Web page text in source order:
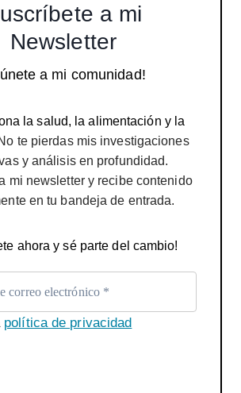
a mi
Newsletter
únete a mi comunidad!
la salud, la alimentación y la
te pierdas mis investigaciones
y análisis en profundidad.
mi newsletter y recibe contenido
en tu bandeja de entrada.
ahora y sé parte del cambio!
política de privacidad